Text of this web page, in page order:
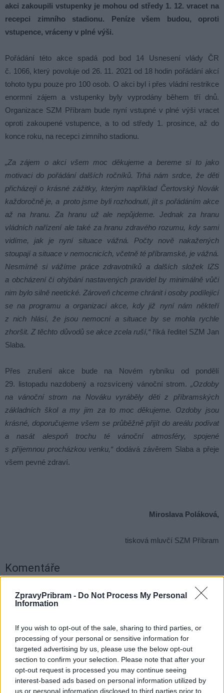
ZpravyPribram - Do Not Process My Personal
Information
If you wish to opt-out of the sale, sharing to third parties, or
processing of your personal or sensitive information for
targeted advertising by us, please use the below opt-out
section to confirm your selection. Please note that after your
opt-out request is processed you may continue seeing
interest-based ads based on personal information utilized by
us or personal information disclosed to third parties prior to
akci zakoupili vstupenky je mohou od středy 1. 12. vracet na
recepci zimního stadionu. Peníze všem budou, oproti
vstupence, vráceny v plné výši.
Pořádání této akce spadá pod bod 14 Usnesení vlády ČR
č. 1066, který povoluje od 26. 11. 2021 od 18 hodin pořádání akcí
tohoto typu pouze pro 100 osob. O akci byl i přes vládní restrikce
enormní zájem a vstupenky byly vyprodány během tří dnů.
Organizace SZM Příbram bude nyní vstupné v plné výši vracet
oproti zakoupené vstupence, a to od středy 1. prosince, až do
konce roku, na recepci zimního stadionu.
„Za zájem o akci všem moc děkujeme a bereme si to jako
motivaci do pořádání dalších ročníků. Trhá nám srdce, že děti
přicházejí o krásné zážitky, kterým například Čertovský Novák
každoročně je, a proto jsme byli rozhodnutí, jít s pořádáním akce
až na hranu. Za hranu už ale nepůjdeme. Jednak za hranu
vládních nařízení ale také za hranu zdravého rozumu, kdy sami
vidíme, jak je nyní situace vážná. Počty nově nakažených
stoupají a situace v nemocnicích, včetně té příbramské, je vážná.
Nesmírně si vážíme práce zdravotníků a dalších složek IZS
a obcházení či ohýbání nastavených pravidel by minimálně vůči
nim bylo silně neetické. Zároveň chceme chránit i osoby podílející
se na programu a organizaci akce, kdy již nyní nám někteří
z nich hlásí, že jsou nemocní a situace by se mohla rychle
zhoršit. Z těchto důvodů se akce zcela ruší,“ říká ředitel SZM Jan
Slaba.
Přes zrušení akce bude na Novém rybníku od pondělí
29. listopadu nazdobený a rozsvícený vánoční strom. „Ozdoby
na vánoční strom na Nováku vyráběly děti z příbramských
základních škol a my jim za to moc děkujeme. Ozdoby jsou
krásné, doporučujeme všem se průběžně přijít do areálu podívat
a nasát alespoň trochu té vánoční atmosféry, spojené
s příjemnou procházkou venku,“ dodává závěrem Slaba a přeje
všem pevné zdraví.
Miroslava Poláková,
tisková mluvčí SZM Příbram
Komentáře
Sportovní zařízení města Příbram
zrušení